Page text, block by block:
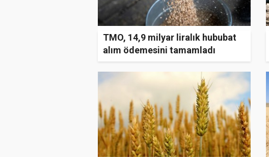
TMO, 14,9 milyar liralık hububat
alım ödemesini tamamladı